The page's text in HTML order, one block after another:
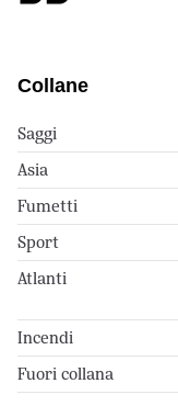
Collane
Saggi
Asia
Fumetti
Sport
Atlanti
Incendi
Fuori collana